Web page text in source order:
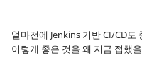
얼마전에 Jenkins 기반 CI/CD
이렇게 좋은 것을 왜 지금 접했